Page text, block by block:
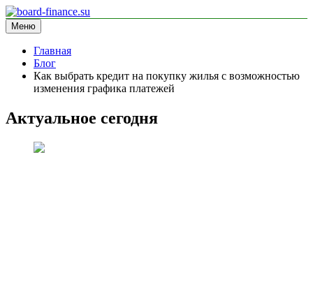
Перейти
к
содержимому
board-finance.su
блог про финансы
Меню
Главная
Блог
Как выбрать кредит на покупку жилья с возможностью
изменения графика платежей
Актуальное сегодня